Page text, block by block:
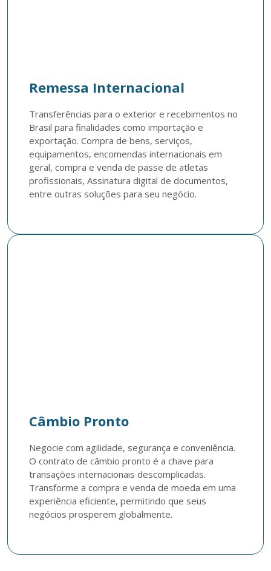
Remessa Internacional
Transferências para o exterior e recebimentos no
Brasil para finalidades como importação e
exportação. Compra de bens, serviços,
equipamentos, encomendas internacionais em
geral, compra e venda de passe de atletas
profissionais, Assinatura digital de documentos,
entre outras soluções para seu negócio.
Câmbio Pronto
Negocie com agilidade, segurança e conveniência.
O contrato de câmbio pronto é a chave para
transações internacionais descomplicadas.
Transforme a compra e venda de moeda em uma
experiência eficiente, permitindo que seus
negócios prosperem globalmente.